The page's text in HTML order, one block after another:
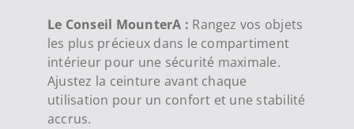
Le Conseil MounterA : Rangez vos objets
les plus précieux dans le compartiment
intérieur pour une sécurité maximale.
Ajustez la ceinture avant chaque
utilisation pour un confort et une stabilité
accrus.